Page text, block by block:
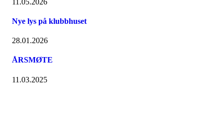
Nye lys på klubbhuset
28.01.2026
ÅRSMØTE
11.03.2025